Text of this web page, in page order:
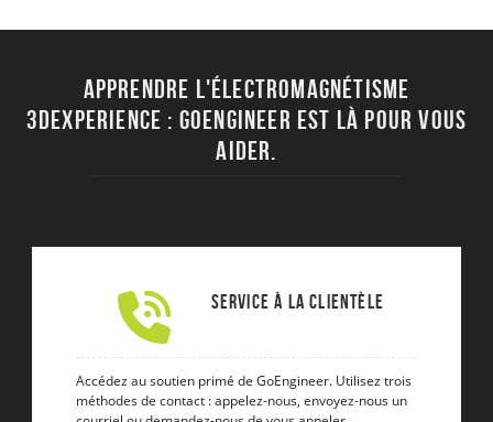
Apprendre l'électromagnétisme
3DEXPERIENCE : Goengineer est là pour vous
aider.
Service à la clientèle
Accédez au soutien primé de GoEngineer. Utilisez trois
méthodes de contact : appelez-nous, envoyez-nous un